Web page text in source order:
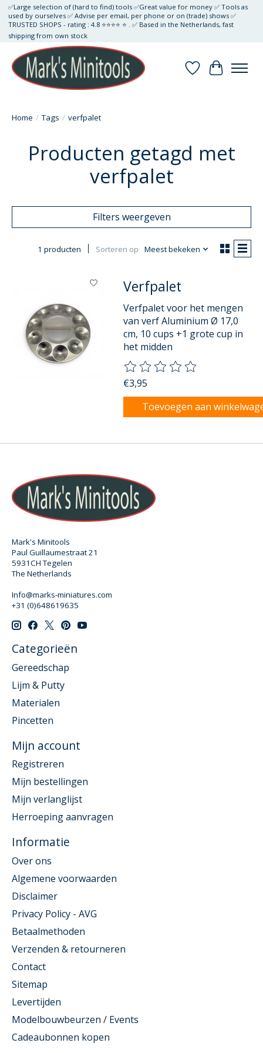
✅Large selection of (hard to find) tools ✅Great value for money ✅ Tools as
used by ourselves ✅ Advise per email, per phone or on (trade) shows ✅
TRUSTED SHOPS - rating : 4.8 ⭐⭐⭐⭐ ⭐ . ✅ Based in the Netherlands, fast
shipping from own stock
Verlanglijst
Home / Tags / verfpalet
Producten getagd met
verfpalet
Filters weergeven
1 producten Sorteren op Meest bekeken
Verfpalet
Verfpalet voor het mengen
van verf Aluminium Ø 17,0
cm, 10 cups +1 grote cup in
het midden
De beoordeling van dit
€3,95
Toevoegen aan
Mark's Minitools
Paul Guillaumestraat 21
5931CH Tegelen
The Netherlands
Info@marks-miniatures.com
+31 (0)648619635
Categorieën
Gereedschap
Lijm & Putty
Materialen
Pincetten
Mijn account
Registreren
Mijn bestellingen
Mijn verlanglijst
Herroeping aanvragen
Informatie
Over ons
Algemene voorwaarden
Disclaimer
Privacy Policy - AVG
Betaalmethoden
Verzenden & retourneren
Contact
Sitemap
Levertijden
Modelbouwbeurzen / Events
Cadeaubonnen kopen